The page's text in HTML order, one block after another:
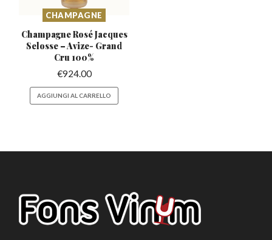
CHAMPAGNE
Champagne Rosé Jacques
Selosse – Avize- Grand
Cru 100%
€924.00
AGGIUNGI AL CARRELLO